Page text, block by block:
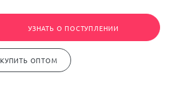
УЗНАТЬ О ПОСТУПЛЕНИИ
КУПИТЬ ОПТОМ